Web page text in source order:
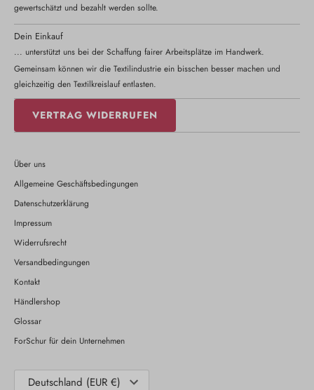
gewertschätzt und bezahlt werden sollte.
Dein Einkauf
... unterstützt uns bei der Schaffung fairer Arbeitsplätze im Handwerk.
Gemeinsam können wir die Textilindustrie ein bisschen besser machen und
gleichzeitig den Textilkreislauf entlasten.
VERTRAG WIDERRUFEN
Über uns
Allgemeine Geschäftsbedingungen
Datenschutzerklärung
Impressum
Widerrufsrecht
Versandbedingungen
Kontakt
Händlershop
Glossar
ForSchur für dein Unternehmen
WährungDeutschland (EUR €)